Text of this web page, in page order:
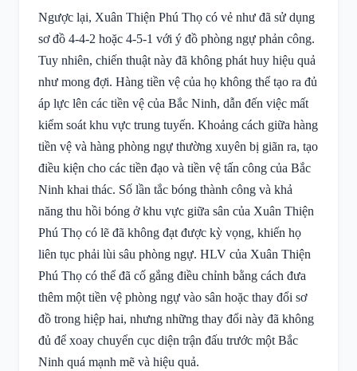
Ngược lại, Xuân Thiện Phú Thọ có vẻ như đã sử dụng
sơ đồ 4-4-2 hoặc 4-5-1 với ý đồ phòng ngự phản công.
Tuy nhiên, chiến thuật này đã không phát huy hiệu quả
như mong đợi. Hàng tiền vệ của họ không thể tạo ra đủ
áp lực lên các tiền vệ của Bắc Ninh, dẫn đến việc mất
kiểm soát khu vực trung tuyến. Khoảng cách giữa hàng
tiền vệ và hàng phòng ngự thường xuyên bị giãn ra, tạo
điều kiện cho các tiền đạo và tiền vệ tấn công của Bắc
Ninh khai thác. Số lần tắc bóng thành công và khả
năng thu hồi bóng ở khu vực giữa sân của Xuân Thiện
Phú Thọ có lẽ đã không đạt được kỳ vọng, khiến họ
liên tục phải lùi sâu phòng ngự. HLV của Xuân Thiện
Phú Thọ có thể đã cố gắng điều chỉnh bằng cách đưa
thêm một tiền vệ phòng ngự vào sân hoặc thay đổi sơ
đồ trong hiệp hai, nhưng những thay đổi này đã không
đủ để xoay chuyển cục diện trận đấu trước một Bắc
Ninh quá mạnh mẽ và hiệu quả.